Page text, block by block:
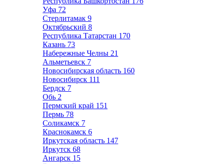
Уфа 72
Стерлитамак 9
Октябрьский 8
Республика Татарстан 170
Казань 73
Набережные Челны 21
Альметьевск 7
Новосибирская область 160
Новосибирск 111
Бердск 7
Обь 2
Пермский край 151
Пермь 78
Соликамск 7
Краснокамск 6
Иркутская область 147
Иркутск 68
Ангарск 15